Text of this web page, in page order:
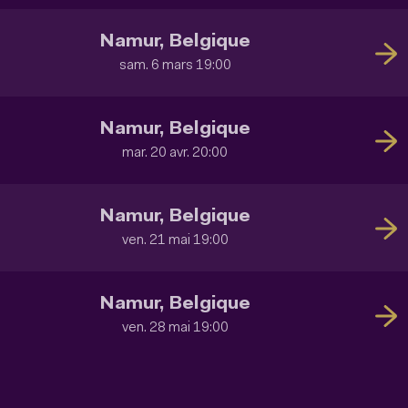
Namur, Belgique
sam. 6 mars 19:00
Namur, Belgique
mar. 20 avr. 20:00
Namur, Belgique
ven. 21 mai 19:00
Namur, Belgique
ven. 28 mai 19:00